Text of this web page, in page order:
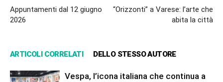
Appuntamenti dal 12 giugno
2026
“Orizzonti” a Varese: l’arte che
abita la città
ARTICOLI CORRELATI DELLO STESSO AUTORE
Vespa, l’icona italiana che continua a